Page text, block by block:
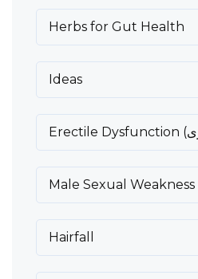
Herbs for Gut Health
Ideas
Male Sexual Weakness
Hairfall